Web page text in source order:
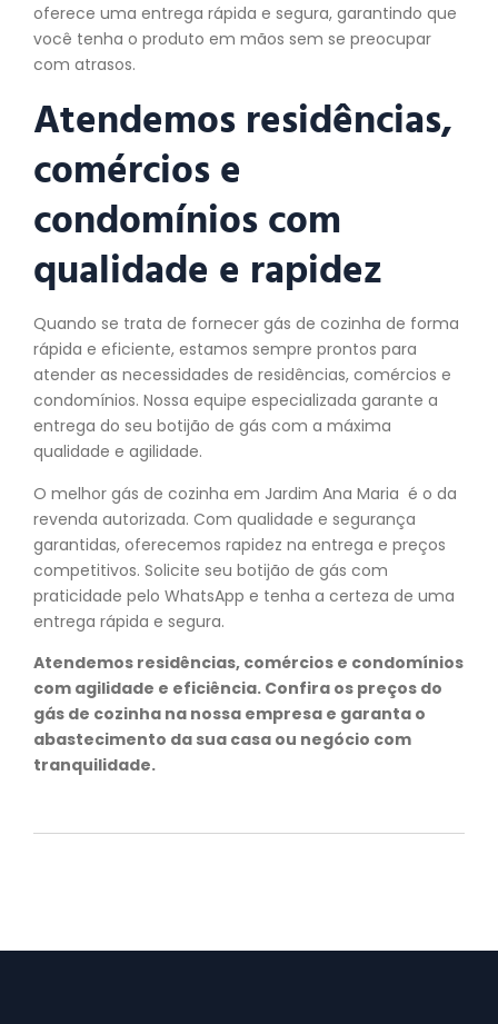
oferece uma entrega rápida e segura, garantindo que
você tenha o produto em mãos sem se preocupar
com atrasos.
Atendemos residências,
comércios e
condomínios com
qualidade e rapidez
Quando se trata de fornecer gás de cozinha de forma
rápida e eficiente, estamos sempre prontos para
atender as necessidades de residências, comércios e
condomínios. Nossa equipe especializada garante a
entrega do seu botijão de gás com a máxima
qualidade e agilidade.
O melhor gás de cozinha em Jardim Ana Maria é o da
revenda autorizada. Com qualidade e segurança
garantidas, oferecemos rapidez na entrega e preços
competitivos. Solicite seu botijão de gás com
praticidade pelo WhatsApp e tenha a certeza de uma
entrega rápida e segura.
Atendemos residências, comércios e condomínios
com agilidade e eficiência. Confira os preços do
gás de cozinha na nossa empresa e garanta o
abastecimento da sua casa ou negócio com
tranquilidade.